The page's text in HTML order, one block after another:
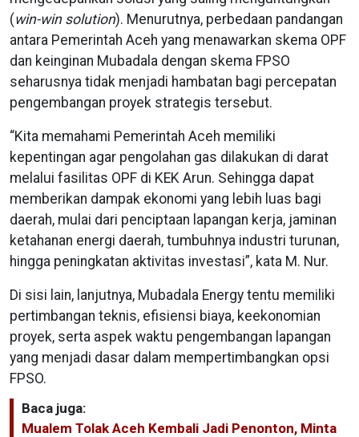
(win-win solution). Menurutnya, perbedaan pandangan
antara Pemerintah Aceh yang menawarkan skema OPF
dan keinginan Mubadala dengan skema FPSO
seharusnya tidak menjadi hambatan bagi percepatan
pengembangan proyek strategis tersebut.
“Kita memahami Pemerintah Aceh memiliki
kepentingan agar pengolahan gas dilakukan di darat
melalui fasilitas OPF di KEK Arun. Sehingga dapat
memberikan dampak ekonomi yang lebih luas bagi
daerah, mulai dari penciptaan lapangan kerja, jaminan
ketahanan energi daerah, tumbuhnya industri turunan,
hingga peningkatan aktivitas investasi”, kata M. Nur.
Di sisi lain, lanjutnya, Mubadala Energy tentu memiliki
pertimbangan teknis, efisiensi biaya, keekonomian
proyek, serta aspek waktu pengembangan lapangan
yang menjadi dasar dalam mempertimbangkan opsi
FPSO.
Baca juga:
Mualem Tolak Aceh Kembali Jadi Penonton, Minta